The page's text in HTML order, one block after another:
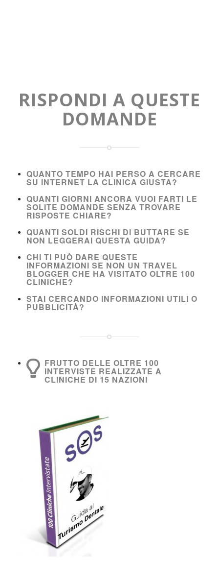
RISPONDI A QUESTE
DOMANDE
QUANTO TEMPO HAI PERSO A CERCARE
SU INTERNET LA CLINICA GIUSTA?
QUANTI GIORNI ANCORA VUOI FARTI LE
SOLITE DOMANDE SENZA TROVARE
RISPOSTE CHIARE?
QUANTI SOLDI RISCHI DI BUTTARE SE
NON LEGGERAI QUESTA GUIDA?
CHI TI PUÒ DARE QUESTE
INFORMAZIONI SE NON UN TRAVEL
BLOGGER CHE HA VISITATO OLTRE 100
CLINICHE?
STAI CERCANDO INFORMAZIONI UTILI O
PUBBLICITÀ?
FRUTTO DELLE OLTRE 100
INTERVISTE REALIZZATE A
CLINICHE DI 15 NAZIONI